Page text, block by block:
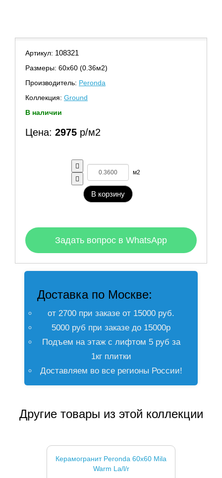
Артикул: 108321
Размеры: 60х60 (0.36м2)
Производитель: Peronda
Коллекция: Ground
В наличии
Цена: 2975 р/м2
м2
В корзину
Задать вопрос в WhatsApp
Доставка по Москве:
от 2700 при заказе от 15000 руб.
5000 руб при заказе до 15000р
Подъем на этаж с лифтом 5 руб за
1кг плитки
Доставляем во все регионы России!
Другие товары из этой коллекции
Керамогранит Peronda 60x60 Mila
Warm La/l/r